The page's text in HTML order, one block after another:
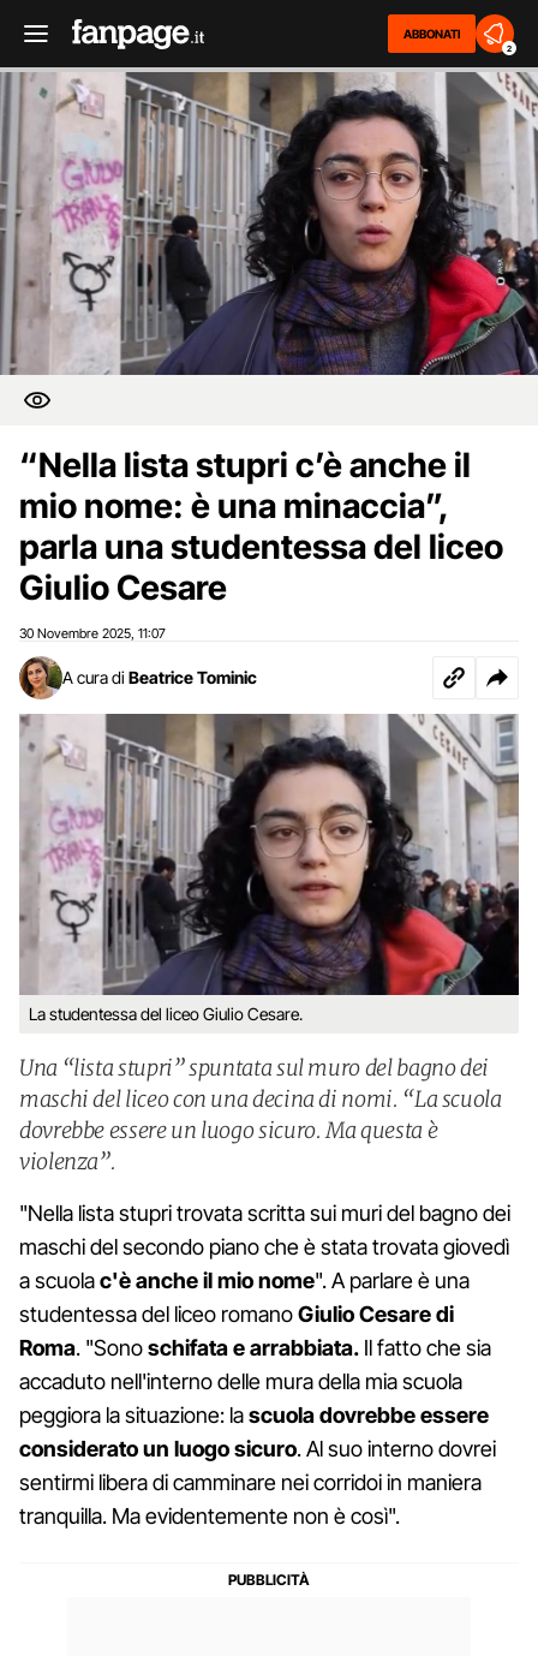
ABBONATI
2
“Nella lista stupri c’è anche il
mio nome: è una minaccia”,
parla una studentessa del liceo
Giulio Cesare
30 Novembre 2025 11:07
A cura di Beatrice Tominic
La studentessa del liceo Giulio Cesare.
Una “lista stupri” spuntata sul muro del bagno dei
maschi del liceo con una decina di nomi. “La scuola
dovrebbe essere un luogo sicuro. Ma questa è
violenza”.
"Nella lista stupri trovata scritta sui muri del bagno dei
maschi del secondo piano che è stata trovata giovedì
a scuolac'è anche il mio nome". A parlare è una
studentessa del liceo romanoGiulio Cesare di
Roma. "Sonoschifata e arrabbiata. Il fatto che sia
accaduto nell'interno delle mura della mia scuola
peggiora la situazione: lascuola dovrebbe essere
considerato un luogo sicuro. Al suo interno dovrei
sentirmi libera di camminare nei corridoi in maniera
tranquilla. Ma evidentemente non è così".